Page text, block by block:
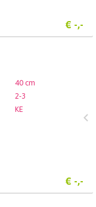
€ -,-
40 cm
2-3
KE
€ -,-